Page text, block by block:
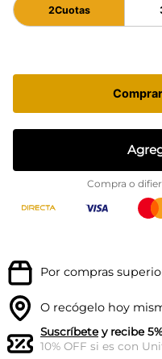
2Cuotas
Compra o
Por compras
O recógelo hoy
Suscríbetey recibe
10% OFF si es con